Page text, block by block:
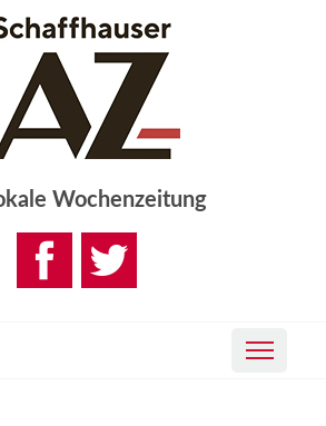
Wochenzeitung